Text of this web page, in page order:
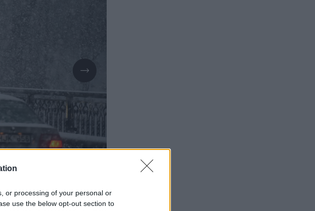
or processing of your personal or
use the below opt-out section to
nuotraukų (5)